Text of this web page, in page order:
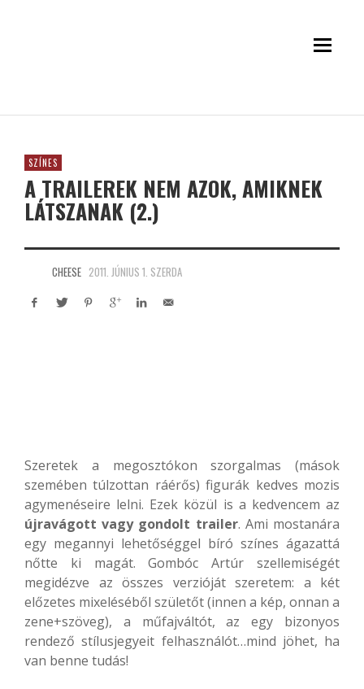
SZÍNES
A TRAILEREK NEM AZOK, AMIKNEK
LÁTSZANAK (2.)
CHEESE 2011. JÚNIUS 1. SZERDA
Szeretek a megosztókon szorgalmas (mások
szemében túlzottan ráérős) figurák kedves mozis
agymenéseire lelni. Ezek közül is a kedvencem az
újravágott vagy gondolt trailer. Ami mostanára
egy megannyi lehetőséggel bíró színes ágazattá
nőtte ki magát. Gombóc Artúr szellemiségét
megidézve az összes verzióját szeretem: a két
előzetes mixeléséből születőt (innen a kép, onnan a
zene+szöveg), a műfajváltót, az egy bizonyos
rendező stílusjegyeit felhasználót…mind jöhet, ha
van benne tudás!